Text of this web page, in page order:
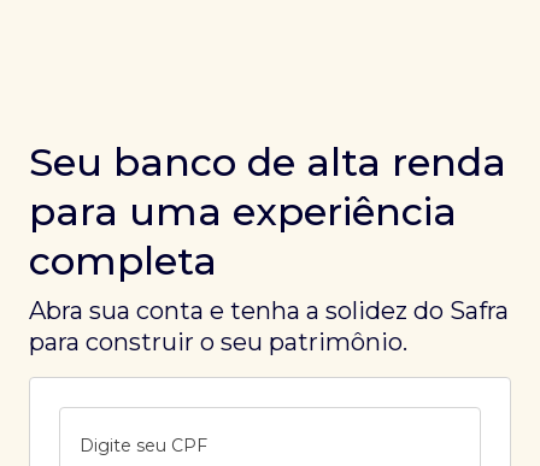
Seu banco de alta renda
para uma experiência
completa
Abra sua conta e tenha a solidez do Safra
para construir o seu patrimônio.
Digite seu CPF